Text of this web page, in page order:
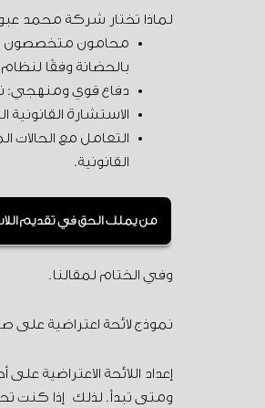
لماذا تختار شركة محمد
محامون متخصصون في
بالحضانة وفقًا
دفاع قوي ومنهجي:
الاستشارة
التعامل مع
القانونية.
من يملك الحق في تقديم
بتقديم الاعتراض أن
وفي الختام لمقالنا.
نموذج لائحة اعتراضية على صك
إعداد اللائحة الاعتراضية
ومتى تبدأ. لذلك إذا كنت